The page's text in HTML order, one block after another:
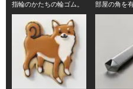
指輪のかたちの輪ゴム。 部屋の角を